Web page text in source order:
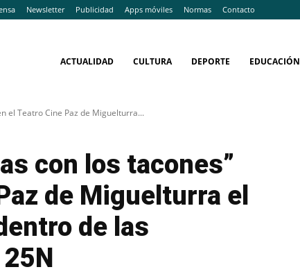
Newsletter Publicidad Apps móviles Normas Contacto
ACTUALIDAD CULTURA DEPORTE EDUCACIÓN
el Teatro Cine Paz de Miguelturra...
con los tacones”
de Miguelturra el
de las